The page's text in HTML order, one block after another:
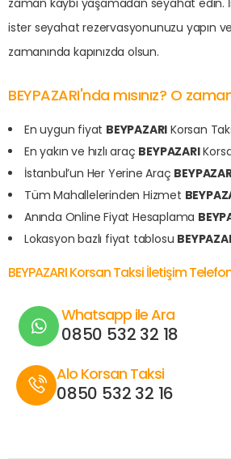
ister seyahat rezervasyonunuzu yapın
zamanında kapınızda olsun.
BEYPAZARI'nda mısınız? O
En uygun fiyat BEYPAZARI Korsan
En yakın ve hızlı araç BEYPAZARI
İstanbul’un Her Yerine Araç
Tüm Mahallelerinden Hizmet
Anında Online Fiyat Hesaplama
Lokasyon bazlı fiyat tablosu
BEYPAZARI Korsan Taksi İletişim
Whatsapp ile Ara
0850 532 32 18
Alo Korsan Taksi
0850 532 32 16